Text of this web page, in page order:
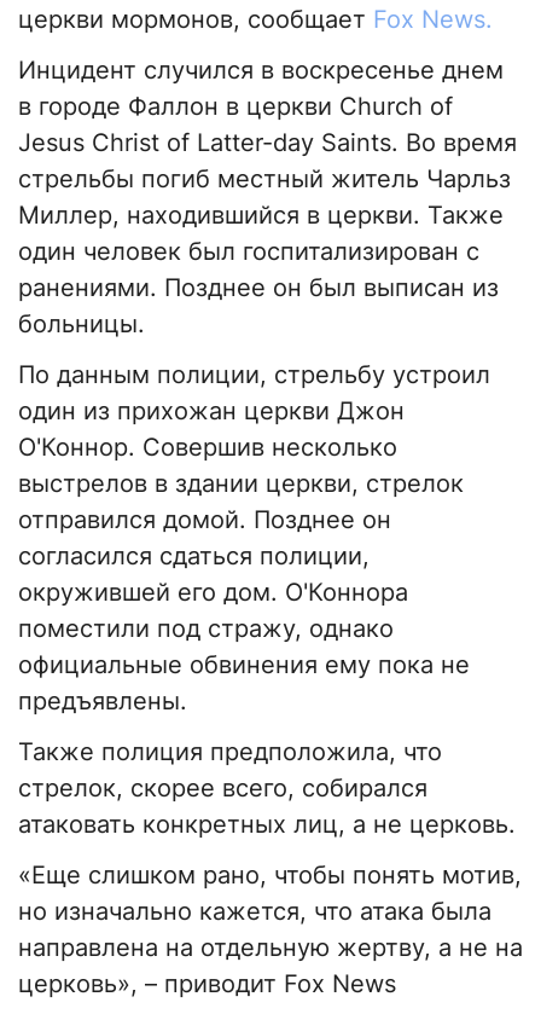
церкви мормонов, сообщает Fox News.
Инцидент случился в воскресенье днем
в городе Фаллон в церкви Church of
Jesus Christ of Latter-day Saints. Во время
стрельбы погиб местный житель Чарльз
Миллер, находившийся в церкви. Также
один человек был госпитализирован с
ранениями. Позднее он был выписан из
больницы.
По данным полиции, стрельбу устроил
один из прихожан церкви Джон
О'Коннор. Совершив несколько
выстрелов в здании церкви, стрелок
отправился домой. Позднее он
согласился сдаться полиции,
окружившей его дом. О'Коннора
поместили под стражу, однако
официальные обвинения ему пока не
предъявлены.
Также полиция предположила, что
стрелок, скорее всего, собирался
атаковать конкретных лиц, а не церковь.
«Еще слишком рано, чтобы понять мотив,
но изначально кажется, что атака была
направлена на отдельную жертву, а не на
церковь», – приводит Fox News